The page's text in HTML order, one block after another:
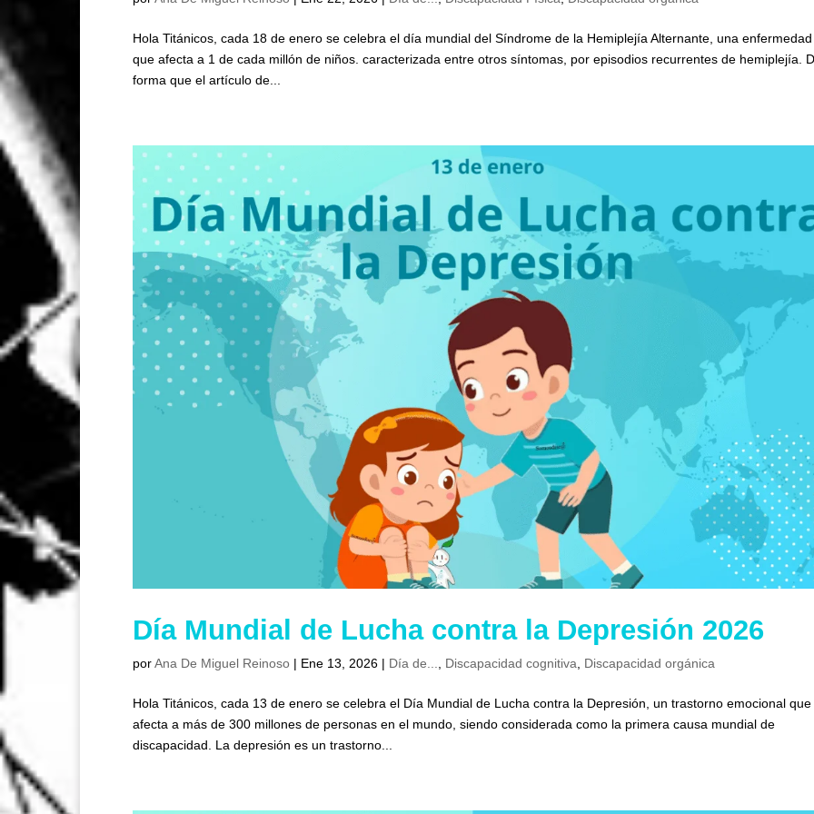
Hola Titánicos, cada 18 de enero se celebra el día mundial del Síndrome de la Hemiplejía Alternante, una
que afecta a 1 de cada millón de niños. caracterizada entre otros síntomas, por episodios recurrentes de hemiplejía.
forma que el artículo de...
Día Mundial de Lucha contra la Depresión 2026
porAna De Miguel Reinoso | Ene 13, 2026 | Día de..., Discapacidad cognitiva, Discapacidad orgánica
Hola Titánicos, cada 13 de enero se celebra el Día Mundial de Lucha contra la Depresión, un trastorno emocional que
afecta a más de 300 millones de personas en el mundo, siendo considerada como la primera causa mundial de
discapacidad. La depresión es un trastorno...